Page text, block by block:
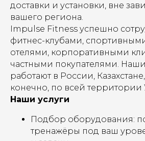
доставки и установки, вне
вашего региона.
Impulse Fitness успешно
фитнес-клубами,
отелями, корпоративными
частными покупателями.
работают в России,
конечно, по всей территории
Наши услуги
Подбор оборудования:
тренажёры под ваш